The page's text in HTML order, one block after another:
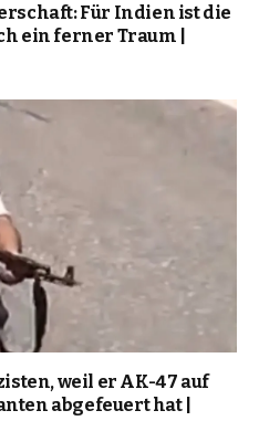
Für Indien ist die
ein ferner Traum |
weil er AK-47 auf
abgefeuert hat |